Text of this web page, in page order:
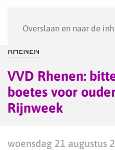
Overslaan en naar de
RHENEN
VVD Rhenen:
boetes voor
Rijnweek
woensdag 21 augustus